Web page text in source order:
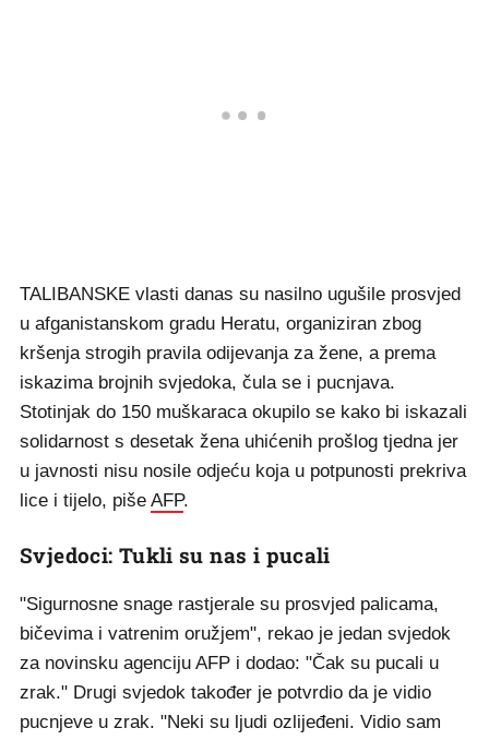
TALIBANSKE vlasti danas su nasilno ugušile prosvjed
u afganistanskom gradu Heratu, organiziran zbog
kršenja strogih pravila odijevanja za žene, a prema
iskazima brojnih svjedoka, čula se i pucnjava.
Stotinjak do 150 muškaraca okupilo se kako bi iskazali
solidarnost s desetak žena uhićenih prošlog tjedna jer
u javnosti nisu nosile odjeću koja u potpunosti prekriva
lice i tijelo, piše AFP.
Svjedoci: Tukli su nas i pucali
"Sigurnosne snage rastjerale su prosvjed palicama,
bičevima i vatrenim oružjem", rekao je jedan svjedok
za novinsku agenciju AFP i dodao: "Čak su pucali u
zrak." Drugi svjedok također je potvrdio da je vidio
pucnjeve u zrak. "Neki su ljudi ozlijeđeni. Vidio sam